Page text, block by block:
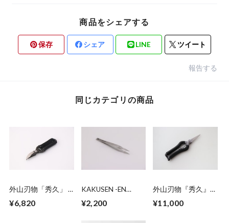
商品をシェアする
保存 シェア LINE ツイート
報告する
同じカテゴリの商品
外山刃物「秀久」 ×
鋏 ブラック(1丁)
¥6,820
KAKUSEN -EN
tweezers pointed
¥2,200
外山刃物『秀久』✖️
Leather Black
¥11,000